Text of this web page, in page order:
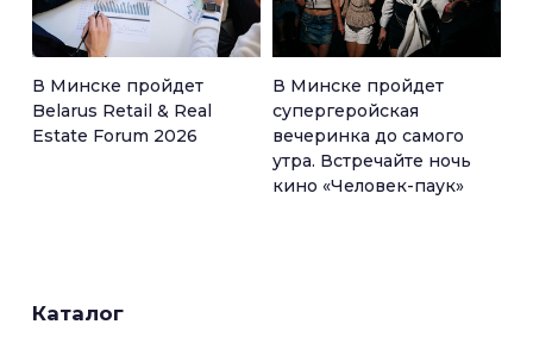
В Минске пройдет
Belarus Retail & Real
Estate Forum 2026
В Минске пройдет
супергеройская
вечеринка до самого
утра. Встречайте ночь
кино «Человек-паук»
Каталог